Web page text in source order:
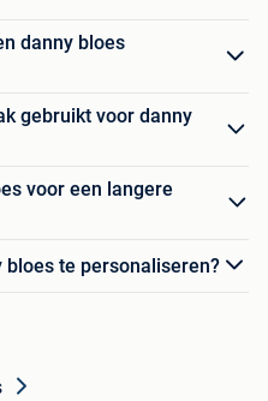
danny bloes
gebruikt voor danny
voor een langere
te personaliseren?